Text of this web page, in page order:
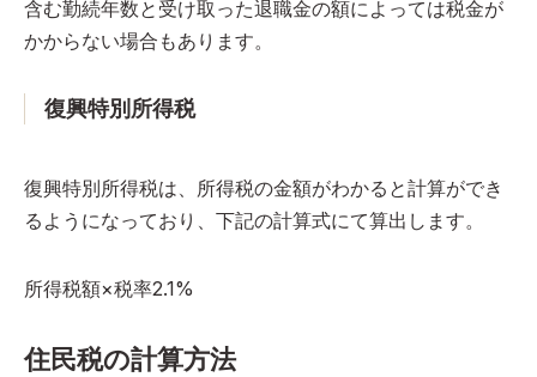
含む勤続年数と受け取った退職金の額によっては税金が
かからない場合もあります。
復興特別所得税
復興特別所得税は、所得税の金額がわかると計算ができ
るようになっており、下記の計算式にて算出します。
所得税額×税率2.1%
住民税の計算方法